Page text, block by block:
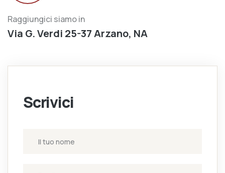
Raggiungici siamo in
Via G. Verdi 25-37 Arzano, NA
Scrivici